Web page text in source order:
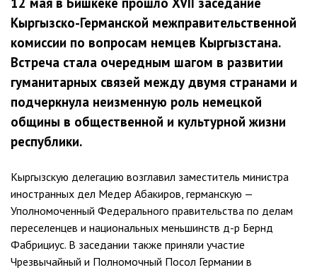
Кыргызско-Германской межправительственной
комиссии по вопросам немцев Кыргызстана.
Встреча стала очередным шагом в развитии
гуманитарных связей между двумя странами и
подчеркнула неизменную роль немецкой
общины в общественной и культурной жизни
республики.
Кыргызскую делегацию возглавил заместитель министра
иностранных дел Медер Абакиров, германскую —
Уполномоченный Федерального правительства по делам
переселенцев и национальных меньшинств д-р Бернд
Фабрициус. В заседании также приняли участие
Чрезвычайный и Полномочный Посол Германии в